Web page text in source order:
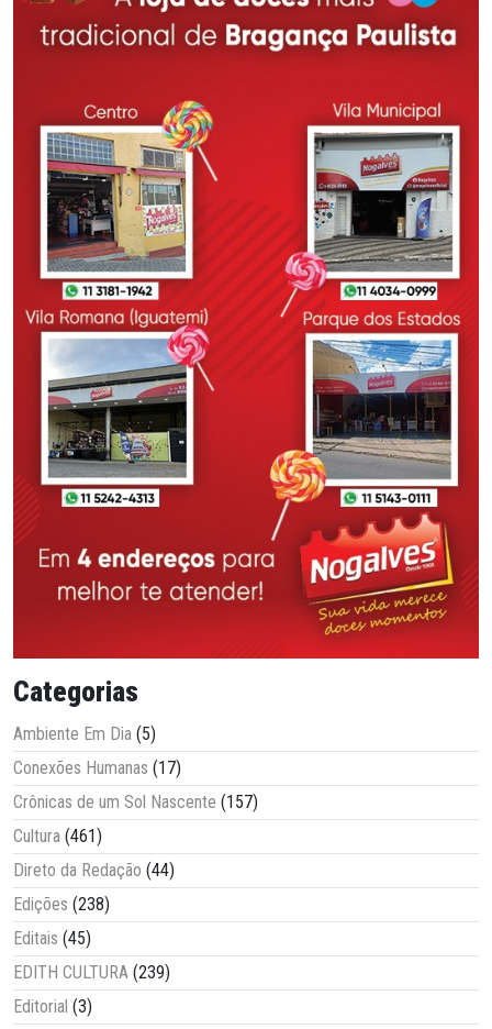
Categorias
Ambiente Em Dia (5)
Conexões Humanas (17)
Crônicas de um Sol Nascente (157)
Cultura (461)
Direto da Redação (44)
Edições (238)
Editais (45)
EDITH CULTURA (239)
Editorial (3)